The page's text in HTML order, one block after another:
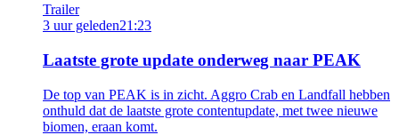
Trailer
3 uur geleden21:23
Laatste grote update onderweg naar PEAK
De top van PEAK is in zicht. Aggro Crab en Landfall hebben
onthuld dat de laatste grote contentupdate, met twee nieuwe
biomen, eraan komt.